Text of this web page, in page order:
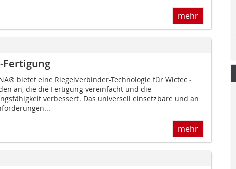
mehr
Fertigung
bietet eine Riegelverbinder-Technologie für Wictec
an, die die Fertigung vereinfacht und die
verbessert. Das universell einsetzbare und an
mehr